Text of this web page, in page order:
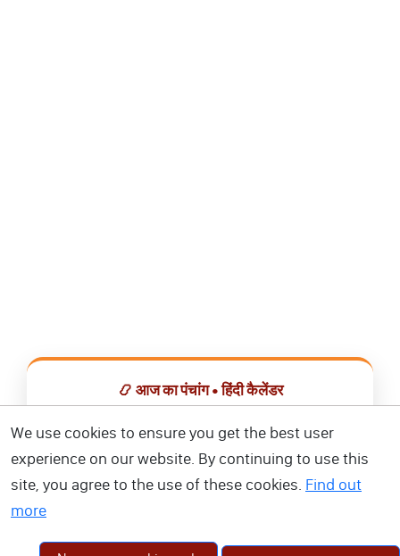
📿 आज का पंचांग • हिंदी कैलेंडर
📅 हिंदी कैलेंडर ऐप डाउनलोड करें
We use cookies to ensure you get the best user
experience on our website. By continuing to use this
site, you agree to the use of these cookies. Find out
more